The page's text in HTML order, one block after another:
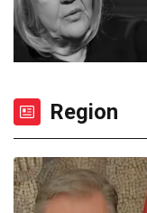
Region